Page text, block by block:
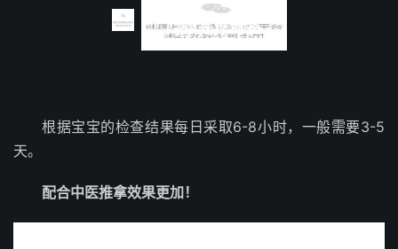
门诊光疗时长
根据宝宝的检查结果每日采取6-8小时，一般需要3-5
天。
配合中医推拿效果更加！